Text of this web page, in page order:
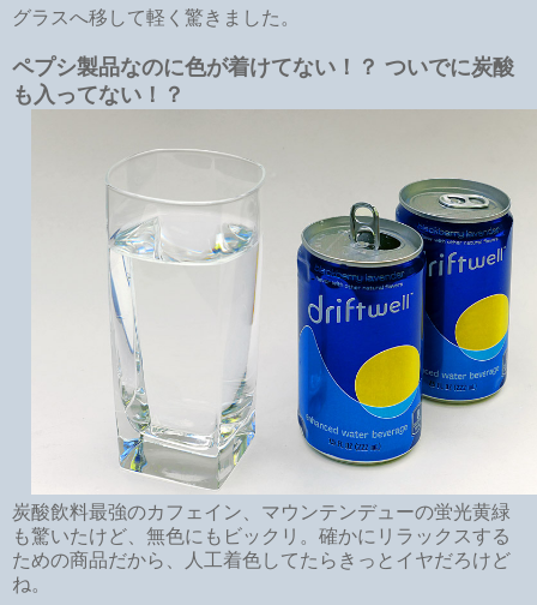
グラスへ移して軽く驚きました。
ペプシ製品なのに色が着けてない！？ ついでに炭酸
も入ってない！？
炭酸飲料最強のカフェイン、マウンテンデューの蛍光黄緑
も驚いたけど、無色にもビックリ。確かにリラックスする
ための商品だから、人工着色してたらきっとイヤだろけど
ね。